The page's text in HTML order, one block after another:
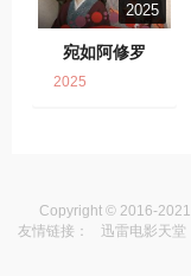
2025
宛如阿修罗
2025
Copyright © 2016-2021
友情链接：
迅雷电影天堂